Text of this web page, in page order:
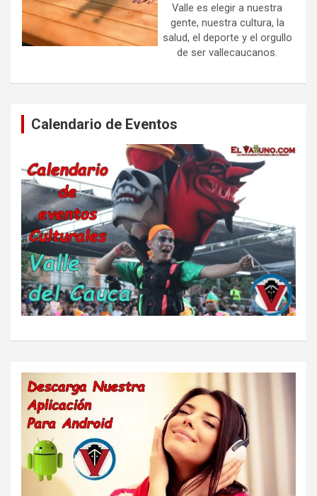
Valle es elegir a nuestra
gente, nuestra cultura, la
salud, el deporte y el orgullo
de ser vallecaucanos.
Calendario de Eventos